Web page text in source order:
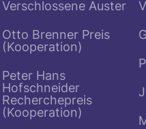
Verschlossene Auster
Otto Brenner Preis
(Kooperation)
Peter Hans
Hofschneider
Recherchepreis
(Kooperation)